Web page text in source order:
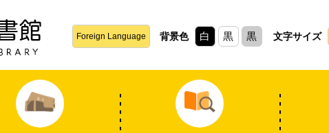
Foreign Language 背景色 白 黒 黒 文字サイズ